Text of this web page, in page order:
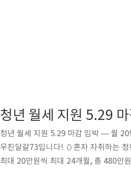
청년 월세 지원 5.29 마감 임박 — 월 20
우친달걀73입니다! 🥚혼자 자취하는
최대 20만원씩 최대 24개월, 총 480만